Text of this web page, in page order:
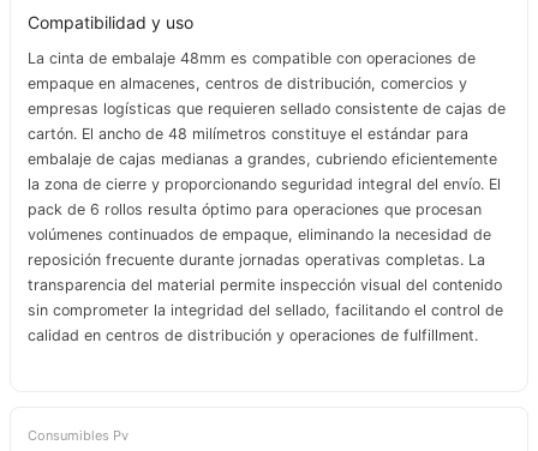
Compatibilidad y uso
La cinta de embalaje 48mm es compatible con operaciones de
empaque en almacenes, centros de distribución, comercios y
empresas logísticas que requieren sellado consistente de cajas de
cartón. El ancho de 48 milímetros constituye el estándar para
embalaje de cajas medianas a grandes, cubriendo eficientemente
la zona de cierre y proporcionando seguridad integral del envío. El
pack de 6 rollos resulta óptimo para operaciones que procesan
volúmenes continuados de empaque, eliminando la necesidad de
reposición frecuente durante jornadas operativas completas. La
transparencia del material permite inspección visual del contenido
sin comprometer la integridad del sellado, facilitando el control de
calidad en centros de distribución y operaciones de fulfillment.
Consumibles Pv